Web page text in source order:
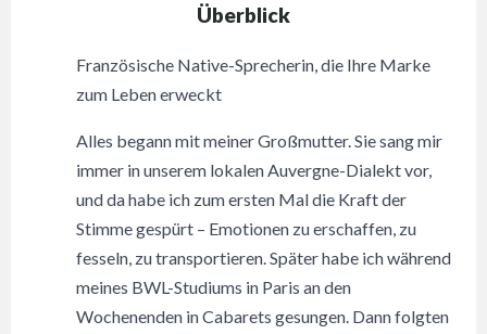
Überblick
Französische Native-Sprecherin, die Ihre Marke
zum Leben erweckt
Alles begann mit meiner Großmutter. Sie sang mir
immer in unserem lokalen Auvergne-Dialekt vor,
und da habe ich zum ersten Mal die Kraft der
Stimme gespürt – Emotionen zu erschaffen, zu
fesseln, zu transportieren. Später habe ich während
meines BWL-Studiums in Paris an den
Wochenenden in Cabarets gesungen. Dann folgten